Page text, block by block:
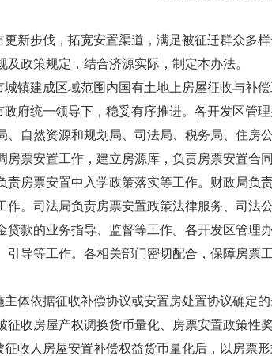
新步伐，拓宽安置渠道，满足被征迁群众多
政策规定，结合济源实际，制定本办法。
镇建成区域范围内国有土地上房屋征收与补
府统一领导下，稳妥有序推进。各开发区管
、自然资源和规划局、司法局、税务局、住房
房票安置工作，建立房源库，负责房票安置
责房票安置中入学政策落实等工作。财政局
作。司法局负责房票安置政策法律服务、司
贷款的业务指导、监督等工作。各开发区管
导等工作。各相关部门密切配合，保障房票
体依据征收补偿协议或安置房处置协议确定
征收房屋产权调换货币量化、房票安置政策性
收人房屋安置补偿权益货币量化后，以房票